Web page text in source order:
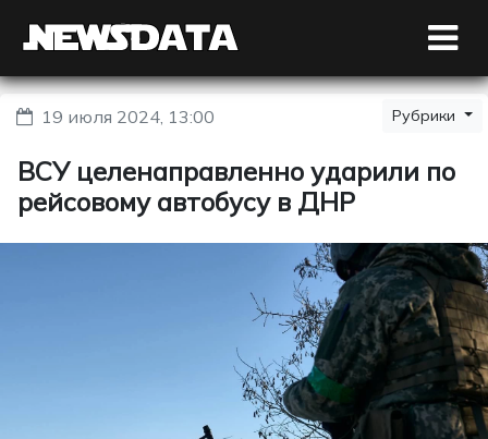
19 июля 2024, 13:00 Рубрики
ВСУ целенаправленно ударили по
рейсовому автобусу в ДНР